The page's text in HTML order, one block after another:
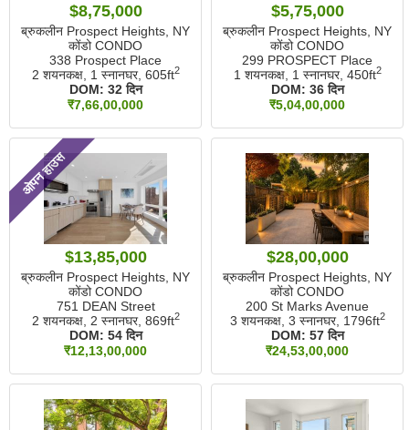
$8,75,000
ब्रुकलीन Prospect Heights, NY
कोंडो CONDO
338 Prospect Place
2 शयनकक्ष, 1 स्नानघर, 605ft2
DOM: 32 दिन
₹7,66,00,000
$5,75,000
ब्रुकलीन Prospect Heights, NY
कोंडो CONDO
299 PROSPECT Place
1 शयनकक्ष, 1 स्नानघर, 450ft2
DOM: 36 दिन
₹5,04,00,000
ओपन हाउस
$13,85,000
ब्रुकलीन Prospect Heights, NY
कोंडो CONDO
751 DEAN Street
2 शयनकक्ष, 2 स्नानघर, 869ft2
DOM: 54 दिन
₹12,13,00,000
$28,00,000
ब्रुकलीन Prospect Heights, NY
कोंडो CONDO
200 St Marks Avenue
3 शयनकक्ष, 3 स्नानघर, 1796ft2
DOM: 57 दिन
₹24,53,00,000